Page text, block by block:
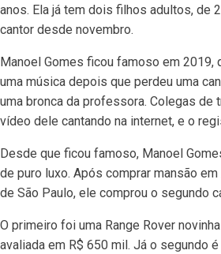
anos. Ela já tem dois filhos adultos, de
cantor desde novembro.
Manoel Gomes ficou famoso em 2019,
uma música depois que perdeu uma
uma bronca da professora. Colegas de
vídeo dele cantando na internet, e o
Desde que ficou famoso, Manoel
de puro luxo. Após comprar mansão
de São Paulo, ele comprou o segundo
O primeiro foi uma Range Rover
avaliada em R$ 650 mil. Já o segundo